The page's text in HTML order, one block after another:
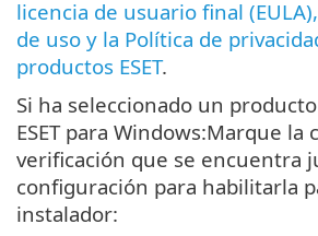
licencia de usuario final
de uso y la Política de
productos ESET.
Si ha seleccionado un
ESET para Windows:Marque la
verificación que se encuentra
configuración para habilitarla
instalador: